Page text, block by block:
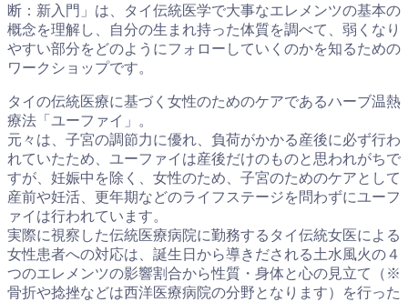
断：新入門」は、タイ伝統医学で大事なエレメンツの基本の
概念を理解し、自分の生まれ持った体質を調べて、弱くなり
やすい部分をどのようにフォローしていくのかを知るための
ワークショップです。
タイの伝統医療に基づく女性のためのケアであるハーブ温熱
療法「ユーファイ」。
元々は、子宮の調節力に優れ、負荷がかかる産後に必ず行わ
れていたため、ユーファイは産後だけのものと思われがちで
すが、妊娠中を除く、女性のため、子宮のためのケアとして
産前や妊活、更年期などのライフステージを問わずにユーフ
ァイは行われています。
実際に視察した伝統医療病院に勤務するタイ伝統女医による
女性患者への対応は、誕生日から導きだされる土水風火の４
つのエレメンツの影響割合から性質・身体と心の見立て（※
骨折や捻挫などは西洋医療病院の分野となります）を行った